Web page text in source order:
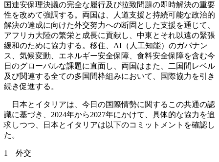
国連安保理決議の完全な履行及び拉致問題の即時解決の重要
性を改めて強調する。両国は、人道支援と持続可能な政治的
解決の達成に向けた外交努力への断固とした支援を通じて、
アフリカ大陸の繁栄と成長に貢献し、中東とそれ以遠の緊張
緩和のために協力する。移住、AI（人工知能）のガバナン
ス、気候変動、エネルギー安全保障、食料安全保障を含む今
日のグローバルな課題に直面し、両国はまた、二国間レベル
及び関連する全ての多国間枠組みにおいて、国際協力を引き
続き促進する。
日本とイタリアは、今日の国際情勢に関するこの共通の認
識に基づき、2024年から2027年にかけて、具体的な協力を追
求しつつ、日本とイタリアは以下のコミットメントを確認し
た。
1 外交